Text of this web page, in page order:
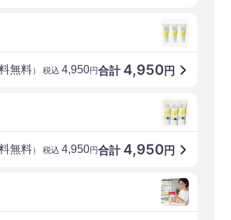
合計 4,950円
無料） 税込 4,950円
合計 4,950円
無料） 税込 4,950円